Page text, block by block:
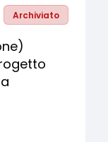
Archiviato